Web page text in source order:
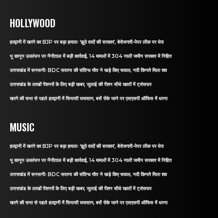
HOLLYWOOD
हल्द्वानी में खरगे का BJP पर बड़ा हमलाः ‘झूठे वादों की सरकार’, बेरोजगारी-पेपर लीक पर घेरा
भू कानून उल्लंघन पर नैनीताल में बड़ी कार्रवाई, 14 मामलों में 304 नाली जमीन सरकार में निहित
उत्तराखंड में सनसनीः BDC सदस्य की संदिग्ध मौत ने खड़े किए सवाल, नदी किनारे मिला शव
उत्तराखंड के लाखों पेंशनरों के लिए बड़ी खबर, जुलाई की पेंशन सीधे खातों में ट्रांसफर
खरगे की सभा से पहले हल्द्वानी में सियासी घमासान, बसें रोके जाने पर एसएसपी ऑफिस में धरना
MUSIC
हल्द्वानी में खरगे का BJP पर बड़ा हमलाः ‘झूठे वादों की सरकार’, बेरोजगारी-पेपर लीक पर घेरा
भू कानून उल्लंघन पर नैनीताल में बड़ी कार्रवाई, 14 मामलों में 304 नाली जमीन सरकार में निहित
उत्तराखंड में सनसनीः BDC सदस्य की संदिग्ध मौत ने खड़े किए सवाल, नदी किनारे मिला शव
उत्तराखंड के लाखों पेंशनरों के लिए बड़ी खबर, जुलाई की पेंशन सीधे खातों में ट्रांसफर
खरगे की सभा से पहले हल्द्वानी में सियासी घमासान, बसें रोके जाने पर एसएसपी ऑफिस में धरना